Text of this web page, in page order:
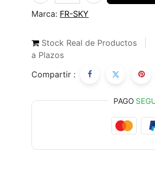
Marca: FR-SKY
Stock Real de Productos
a Plazos
Compartir :
PAGO